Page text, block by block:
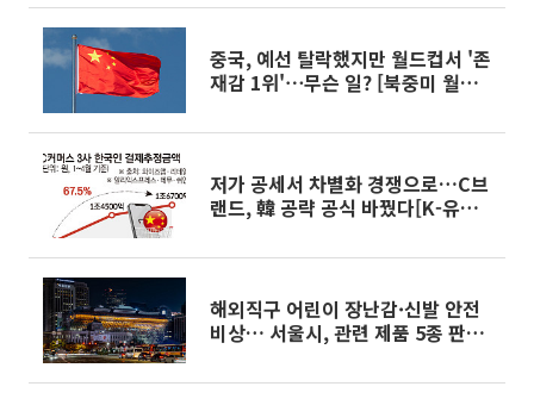
중국, 예선 탈락했지만 월드컵서 '존
재감 1위'⋯무슨 일? [북중미 월드
저가 공세서 차별화 경쟁으로…C브
랜드, 韓 공략 공식 바꿨다[K-유통
해외직구 어린이 장난감·신발 안전
비상… 서울시, 관련 제품 5종 판매